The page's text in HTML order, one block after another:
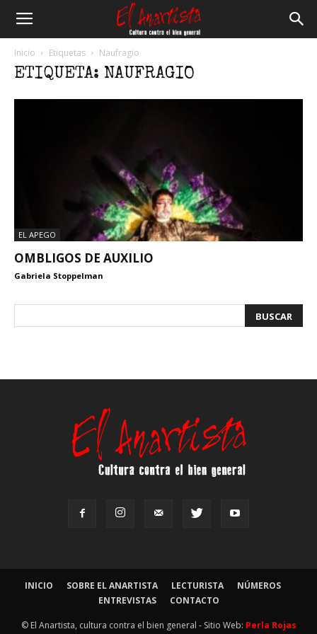
Inicio Etiquetas Naufragio
ETIQUETA: NAUFRAGIO
EL APEGO
OMBLIGOS DE AUXILIO
Gabriela Stoppelman
INICIO SOBRE EL ANARTISTA LECTURISTA
NÚMEROS
ENTREVISTAS
CONTACTO
© El Anartista, cultura contra el bien general - Sitio Web: Perla Rojas